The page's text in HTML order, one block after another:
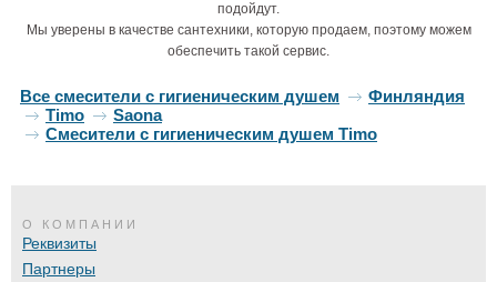
подойдут.
Мы уверены в качестве сантехники, которую продаем, поэтому можем
обеспечить такой сервис.
Все смесители с гигиеническим душем
Финляндия
Timo
Saona
Смесители с гигиеническим душем Timo
О КОМПАНИИ
Реквизиты
Партнеры